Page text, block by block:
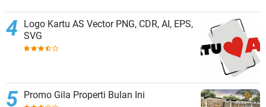
Logo Kartu AS Vector PNG, CDR, AI, EPS,
SVG
Promo Gila Properti Bulan Ini